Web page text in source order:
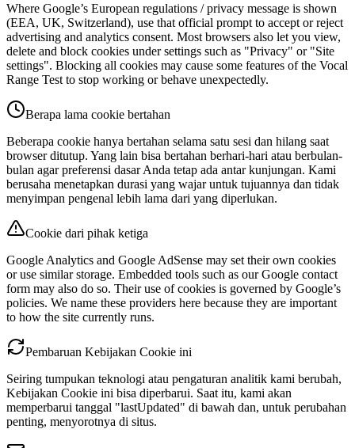
Where Google’s European regulations / privacy message is shown
(EEA, UK, Switzerland), use that official prompt to accept or reject
advertising and analytics consent. Most browsers also let you view,
delete and block cookies under settings such as "Privacy" or "Site
settings". Blocking all cookies may cause some features of the Vocal
Range Test to stop working or behave unexpectedly.
Berapa lama cookie bertahan
Beberapa cookie hanya bertahan selama satu sesi dan hilang saat
browser ditutup. Yang lain bisa bertahan berhari-hari atau berbulan-
bulan agar preferensi dasar Anda tetap ada antar kunjungan. Kami
berusaha menetapkan durasi yang wajar untuk tujuannya dan tidak
menyimpan pengenal lebih lama dari yang diperlukan.
Cookie dari pihak ketiga
Google Analytics and Google AdSense may set their own cookies
or use similar storage. Embedded tools such as our Google contact
form may also do so. Their use of cookies is governed by Google’s
policies. We name these providers here because they are important
to how the site currently runs.
Pembaruan Kebijakan Cookie ini
Seiring tumpukan teknologi atau pengaturan analitik kami berubah,
Kebijakan Cookie ini bisa diperbarui. Saat itu, kami akan
memperbarui tanggal "lastUpdated" di bawah dan, untuk perubahan
penting, menyorotnya di situs.